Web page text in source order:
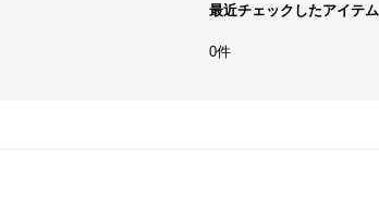
最近チェックしたアイテム
0件